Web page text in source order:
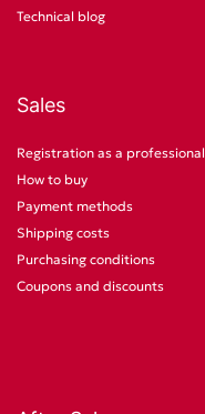
Technical blog
Sales
Registration as a professional
How to buy
Payment methods
Shipping costs
Purchasing conditions
Coupons and discounts